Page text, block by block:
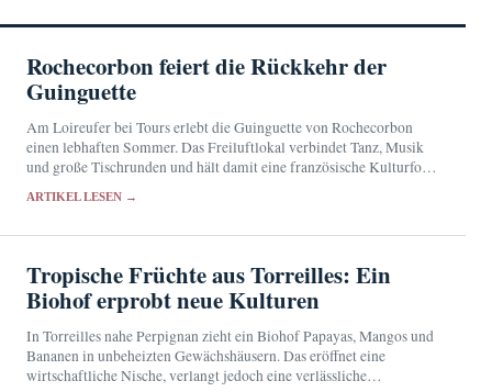
Rochecorbon feiert die Rückkehr der
Guinguette
Am Loireufer bei Tours erlebt die Guinguette von Rochecorbon
einen lebhaften Sommer. Das Freiluftlokal verbindet Tanz, Musik
und große Tischrunden und hält damit eine französische Kulturform
ARTIKEL LESEN →
Tropische Früchte aus Torreilles: Ein
Biohof erprobt neue Kulturen
In Torreilles nahe Perpignan zieht ein Biohof Papayas, Mangos und
Bananen in unbeheizten Gewächshäusern. Das eröffnet eine
wirtschaftliche Nische, verlangt jedoch eine verlässliche